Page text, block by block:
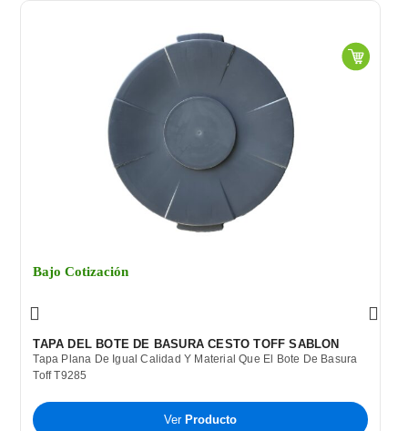
Bajo Cotización
TAPA DEL BOTE DE BASURA CESTO TOFF SABLON
Tapa Plana De Igual Calidad Y Material Que El Bote De Basura
Toff T9285
Ver Producto